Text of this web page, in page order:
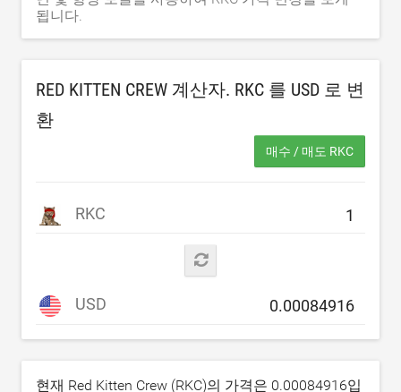
됩니다.
RED KITTEN CREW 계산자. RKC 를 USD 로 변
환
매수 / 매도 RKC
RKC
USD
현재 Red Kitten Crew (RKC)의 가격은 0.00084916입